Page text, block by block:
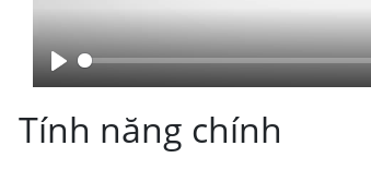
Tính năng chính